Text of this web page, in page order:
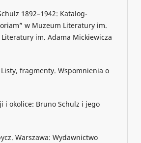
1892–1942: Katalog-
w Muzeum Literatury im.
im. Adama Mickiewicza
fragmenty. Wspomnienia o
i okolice: Bruno Schulz i jego
Warszawa: Wydawnictwo